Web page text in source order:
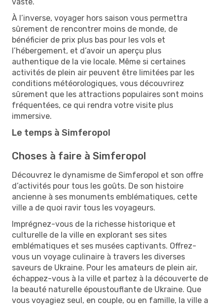
À l’inverse, voyager hors saison vous permettra
sûrement de rencontrer moins de monde, de
bénéficier de prix plus bas pour les vols et
l’hébergement, et d’avoir un aperçu plus
authentique de la vie locale. Même si certaines
activités de plein air peuvent être limitées par les
conditions météorologiques, vous découvrirez
sûrement que les attractions populaires sont moins
fréquentées, ce qui rendra votre visite plus
immersive.
Le temps à Simferopol
Choses à faire à Simferopol
Découvrez le dynamisme de Simferopol et son offre
d’activités pour tous les goûts. De son histoire
ancienne à ses monuments emblématiques, cette
ville a de quoi ravir tous les voyageurs.
Imprégnez-vous de la richesse historique et
culturelle de la ville en explorant ses sites
emblématiques et ses musées captivants. Offrez-
vous un voyage culinaire à travers les diverses
saveurs de Ukraine. Pour les amateurs de plein air,
échappez-vous à la ville et partez à la découverte de
la beauté naturelle époustouflante de Ukraine. Que
vous voyagiez seul, en couple, ou en famille, la ville a